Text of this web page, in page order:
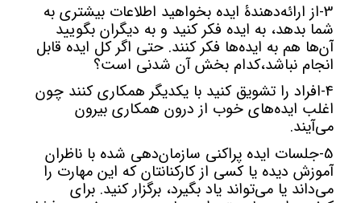
3-از ارائه‌دهندۀ ایده بخواهید اطلاعات بیشتری به
شما بدهد، به ایده فکر کنید و به دیگران بگویید
آن‌ها هم به ایده‌ها فکر کنند. حتی اگر کل ایده قابل
انجام نباشد،کدام بخش آن شدنی است؟
4-افراد را تشویق کنید با یکدیگر همکاری کنند چون
اغلب ایده‌های خوب از درون همکاری بیرون
می‌آیند.
5-جلسات ایده پراکنی سازمان‌دهی شده با ناظران
آموزش دیده یا کسی از کارکنانتان که این مهارت را
می‌داند یا می‌تواند یاد بگیرد، برگزار کنید. برای